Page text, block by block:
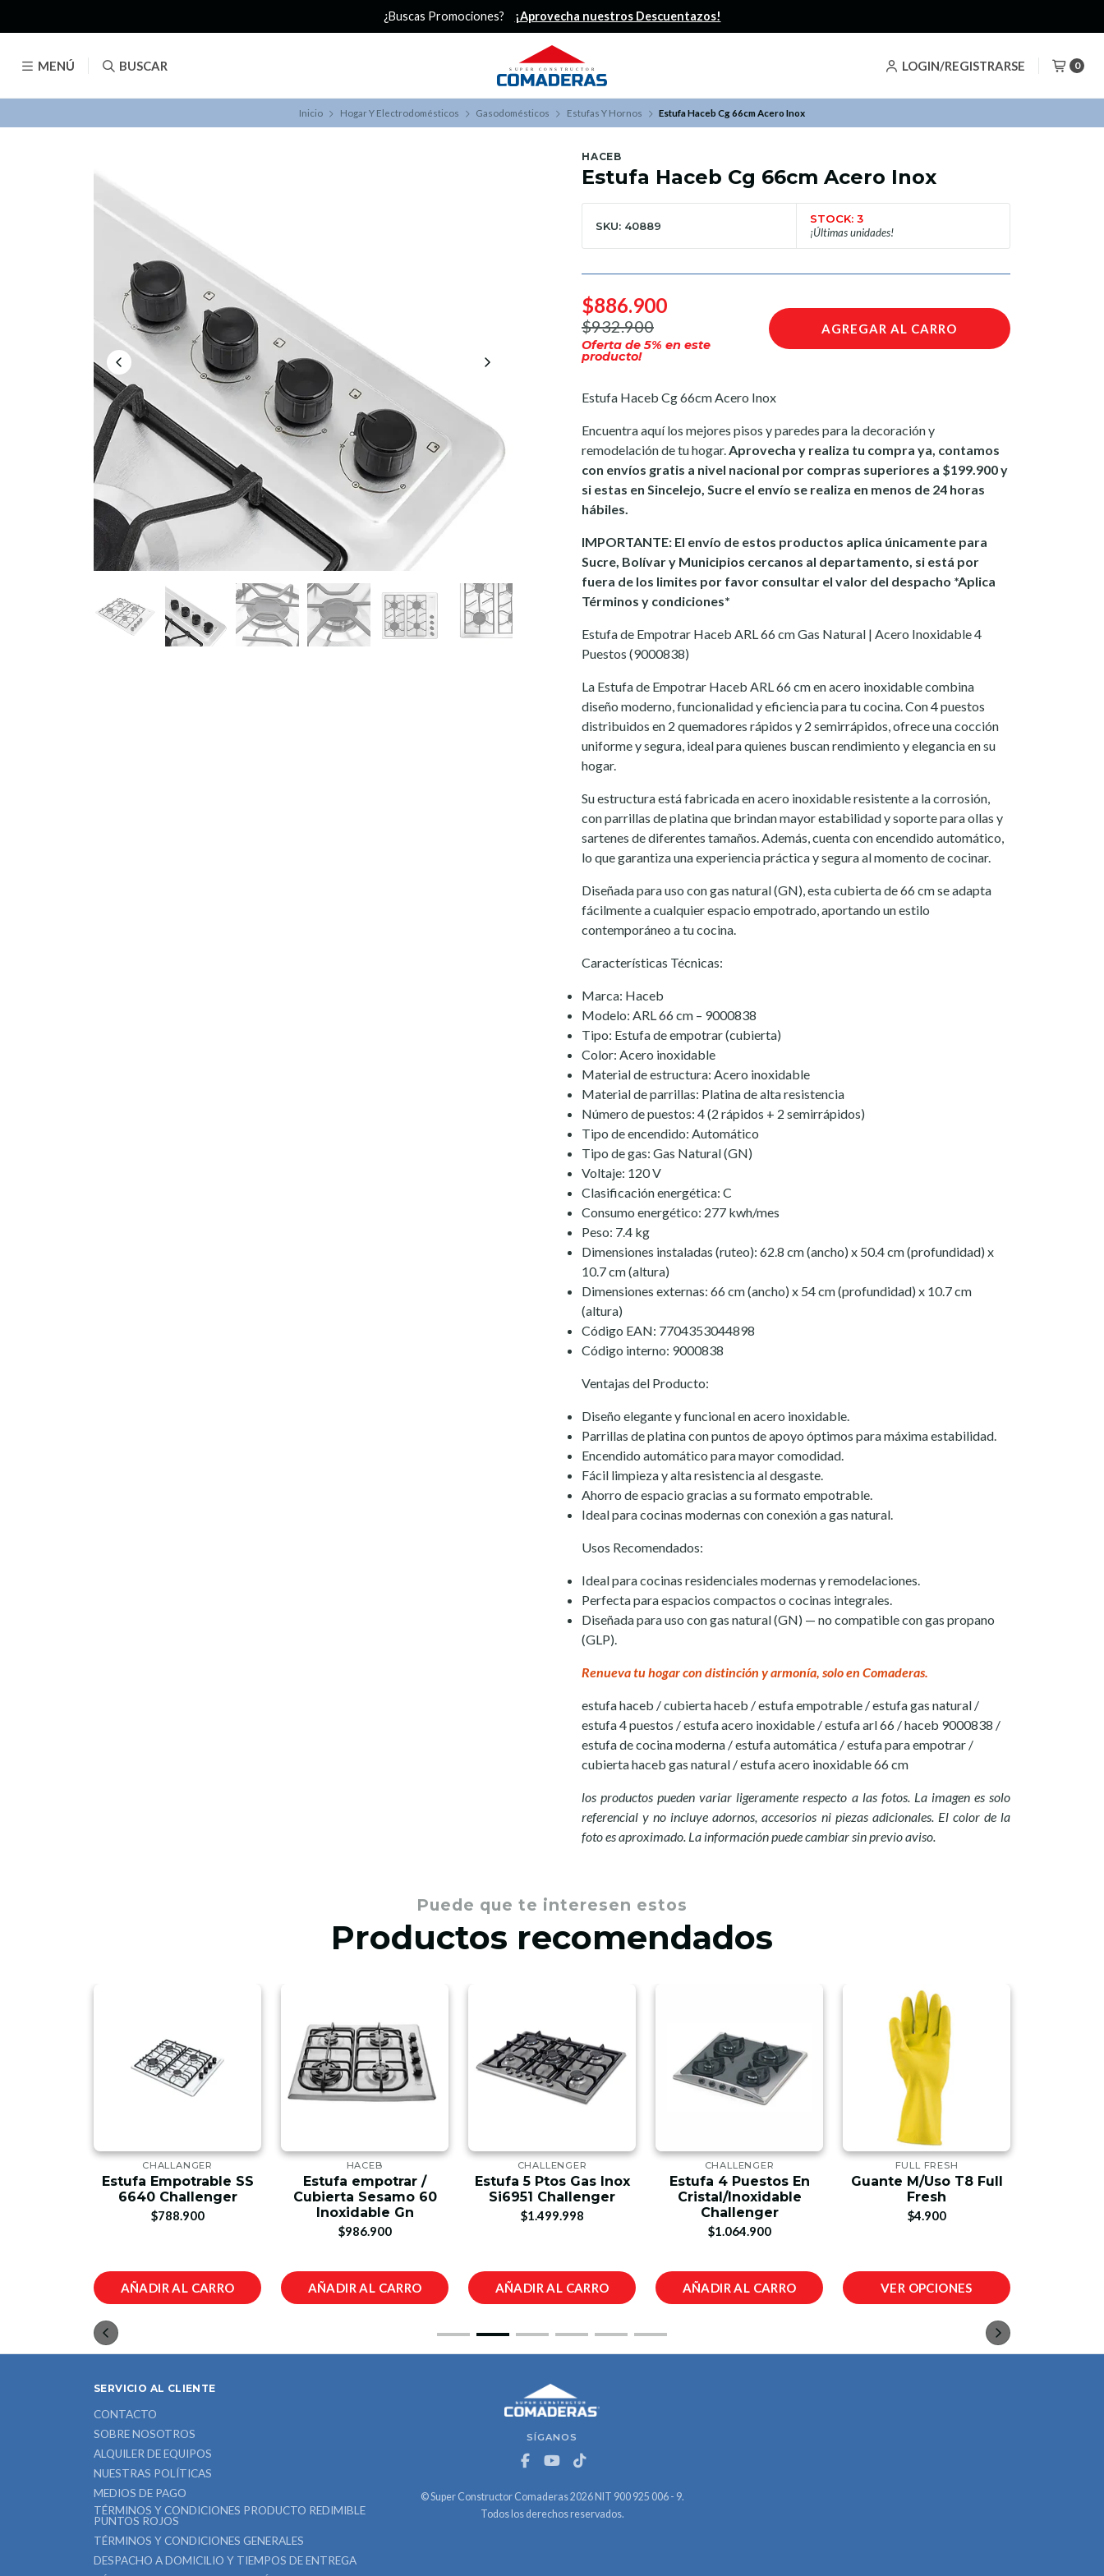
MENÚ BUSCAR LOGIN/REGISTRARSE 0
¿Buscas Promociones? ¡Aprovecha nuestros Descuentazos!
Inicio Hogar Y Electrodomésticos Gasodomésticos Estufas Y Hornos Estufa Haceb Cg 66cm Acero Inox
HACEB
Estufa Haceb Cg 66cm Acero Inox
SKU: 40889
STOCK: 3
¡Últimas unidades!
$886.900
$932.900
Oferta de 5% en este
producto!
AGREGAR AL CARRO
Estufa Haceb Cg 66cm Acero Inox
Encuentra aquí los mejores pisos y paredes para la decoración y
remodelación de tu hogar.Aprovecha y realiza tu compra ya, contamos
con envíos gratis a nivel nacional por compras superiores a $199.900 y
si estas en Sincelejo, Sucre el envío se realiza en menos de 24 horas
hábiles.
IMPORTANTE: El envío de estos productos aplica únicamente para
Sucre, Bolívar y Municipios cercanos al departamento, si está por
fuera de los limites por favor consultar el valor del despacho *Aplica
Términos y condiciones*
Estufa de Empotrar Haceb ARL 66 cm Gas Natural | Acero Inoxidable 4
Puestos (9000838)
La Estufa de Empotrar Haceb ARL 66 cm en acero inoxidable combina
diseño moderno, funcionalidad y eficiencia para tu cocina. Con 4 puestos
distribuidos en 2 quemadores rápidos y 2 semirrápidos, ofrece una cocción
uniforme y segura, ideal para quienes buscan rendimiento y elegancia en su
hogar.
Su estructura está fabricada en acero inoxidable resistente a la corrosión,
con parrillas de platina que brindan mayor estabilidad y soporte para ollas y
sartenes de diferentes tamaños. Además, cuenta con encendido automático,
lo que garantiza una experiencia práctica y segura al momento de cocinar.
Diseñada para uso con gas natural (GN), esta cubierta de 66 cm se adapta
fácilmente a cualquier espacio empotrado, aportando un estilo
contemporáneo a tu cocina.
Características Técnicas:
Marca: Haceb
Modelo: ARL 66 cm – 9000838
Tipo: Estufa de empotrar (cubierta)
Color: Acero inoxidable
Material de estructura: Acero inoxidable
Material de parrillas: Platina de alta resistencia
Número de puestos: 4 (2 rápidos + 2 semirrápidos)
Tipo de encendido: Automático
Tipo de gas: Gas Natural (GN)
Voltaje: 120 V
Clasificación energética: C
Consumo energético: 277 kwh/mes
Peso: 7.4 kg
Dimensiones instaladas (ruteo): 62.8 cm (ancho) x 50.4 cm (profundidad) x
10.7 cm (altura)
Dimensiones externas: 66 cm (ancho) x 54 cm (profundidad) x 10.7 cm
(altura)
Código EAN: 7704353044898
Código interno: 9000838
Ventajas del Producto:
Diseño elegante y funcional en acero inoxidable.
Parrillas de platina con puntos de apoyo óptimos para máxima estabilidad.
Encendido automático para mayor comodidad.
Fácil limpieza y alta resistencia al desgaste.
Ahorro de espacio gracias a su formato empotrable.
Ideal para cocinas modernas con conexión a gas natural.
Usos Recomendados:
Ideal para cocinas residenciales modernas y remodelaciones.
Perfecta para espacios compactos o cocinas integrales.
Diseñada para uso con gas natural (GN) — no compatible con gas propano
(GLP).
Renueva tu hogar con distinción y armonía, solo en Comaderas.
estufa haceb / cubierta haceb / estufa empotrable / estufa gas natural /
estufa 4 puestos / estufa acero inoxidable / estufa arl 66 / haceb 9000838 /
estufa de cocina moderna / estufa automática / estufa para empotrar /
cubierta haceb gas natural / estufa acero inoxidable 66 cm
los productos pueden variar ligeramente respecto a las fotos. La imagen es solo
referencial y no incluye adornos, accesorios ni piezas adicionales. El color de la
foto es aproximado. La información puede cambiar sin previo aviso.
Puede que te interesen estos
Productos recomendados
CHALLANGER
Estufa Empotrable SS
6640 Challenger
$788.900
AÑADIR AL CARRO
HACEB
Estufa empotrar /
Cubierta Sesamo 60
Inoxidable Gn
$986.900
AÑADIR AL CARRO
CHALLENGER
Estufa 5 Ptos Gas Inox
Si6951 Challenger
$1.499.998
AÑADIR AL CARRO
CHALLENGER
Estufa 4 Puestos En
Cristal/Inoxidable
Challenger
$1.064.900
AÑADIR AL CARRO
FULL FRESH
Guante M/Uso T8 Full
Fresh
$4.900
VER OPCIONES
SÍGANOS
© Super Constructor Comaderas 2026 NIT 900 925 006 - 9.
Todos los derechos reservados.
SERVICIO AL CLIENTE
CONTACTO
SOBRE NOSOTROS
ALQUILER DE EQUIPOS
NUESTRAS POLÍTICAS
MEDIOS DE PAGO
TÉRMINOS Y CONDICIONES PRODUCTO REDIMIBLE
PUNTOS ROJOS
TÉRMINOS Y CONDICIONES GENERALES
DESPACHO A DOMICILIO Y TIEMPOS DE ENTREGA